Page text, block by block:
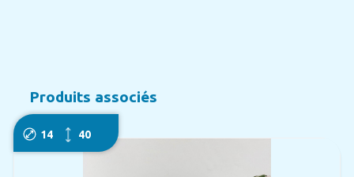
Produits associés
14 40